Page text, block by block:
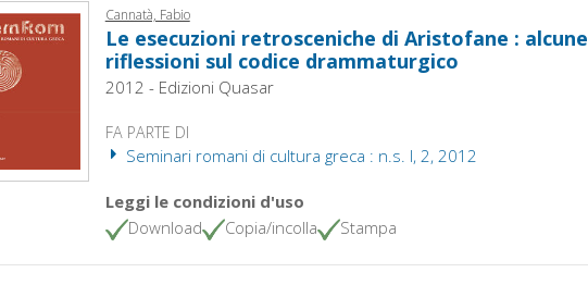
Cannatà, Fabio
Le esecuzioni retrosceniche di Aristofane : alcune
riflessioni sul codice drammaturgico
2012 - Edizioni Quasar
FA PARTE DI
Seminari romani di cultura greca : n.s. I, 2, 2012
Leggi le condizioni d'uso
Download
Copia/incolla Stampa